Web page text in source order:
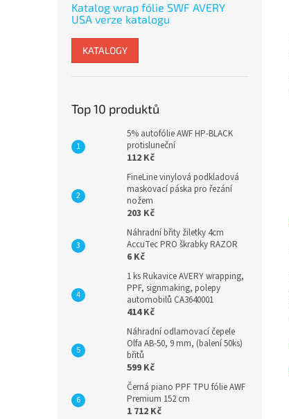
Katalog wrap fólie SWF AVERY
USA verze katalogu
KATALOGY
Top 10 produktů
5% autofólie AWF HP-BLACK
protisluneční
112 Kč
FineLine vinylová podkladová
maskovací páska pro řezání
nožem
203 Kč
Náhradní břity žiletky 4cm
AccuTec PRO škrabky RAZOR
6 Kč
1 ks Rukavice AVERY wrapping,
PPF, signmaking, polepy
automobilů CA3640001
414 Kč
Náhradní odlamovací čepele
Olfa AB-50, 9 mm, (balení 50ks)
břitů
599 Kč
Černá piano PPF TPU fólie AWF
Premium 152 cm
1 712 Kč